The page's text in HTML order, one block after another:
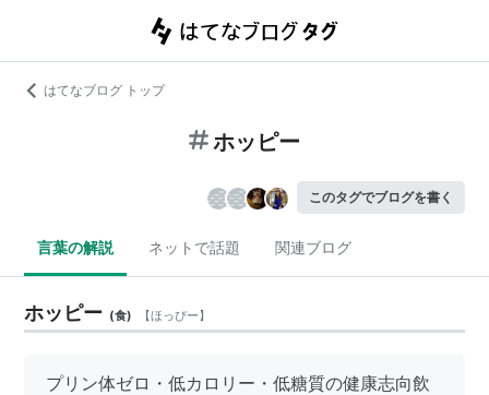
はてなブログ トップ
ホッピー
このタグでブログを書く
言葉の解説 ネットで話題 関連ブログ
ホッピー (食) 【ほっぴー】
プリン体ゼロ・低カロリー・低糖質の健康志向飲